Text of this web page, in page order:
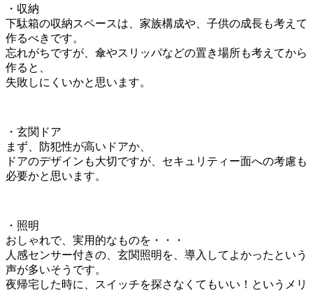
・収納
下駄箱の収納スペースは、家族構成や、子供の成長も考えて
作るべきです。
忘れがちですが、傘やスリッパなどの置き場所も考えてから
作ると、
失敗しにくいかと思います。
・玄関ドア
まず、防犯性が高いドアか、
ドアのデザインも大切ですが、セキュリティー面への考慮も
必要かと思います。
・照明
おしゃれで、実用的なものを・・・
人感センサー付きの、玄関照明を、導入してよかったという
声が多いそうです。
夜帰宅した時に、スイッチを探さなくてもいい！というメリ